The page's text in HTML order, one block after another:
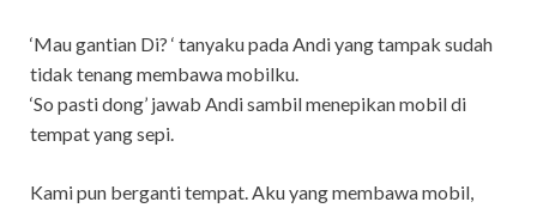
‘Mau gantian Di? ‘ tanyaku pada Andi yang tampak sudah
tidak tenang membawa mobilku.
‘So pasti dong’ jawab Andi sambil menepikan mobil di
tempat yang sepi.
Kami pun berganti tempat. Aku yang membawa mobil,